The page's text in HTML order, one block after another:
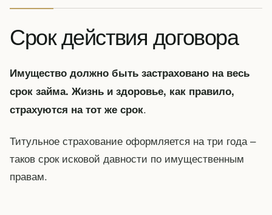
Срок действия договора
Имущество должно быть застраховано на весь
срок займа. Жизнь и здоровье, как правило,
страхуются на тот же срок.
Титульное страхование оформляется на три года –
таков срок исковой давности по имущественным
правам.